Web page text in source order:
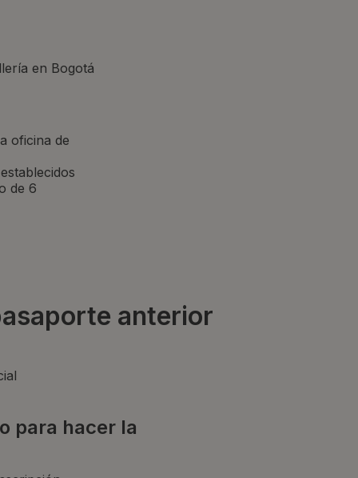
en Bogotá
oficina de
de 6
anterior
para hacer la